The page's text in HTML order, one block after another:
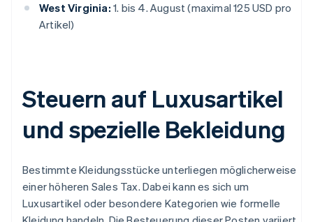
West Virginia: 1. bis 4. August (maximal 125 USD pro
Artikel)
Steuern auf Luxusartikel
und spezielle Bekleidung
Bestimmte Kleidungsstücke unterliegen möglicherweise
einer höheren Sales Tax. Dabei kann es sich um
Luxusartikel oder besondere Kategorien wie formelle